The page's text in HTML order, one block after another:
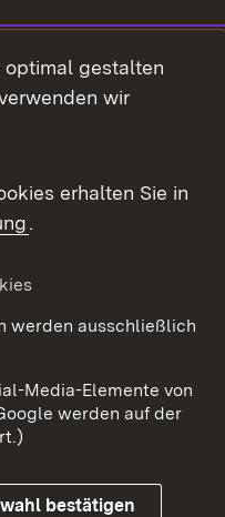
optimal gestalten
wir
erhalten Sie in
.
werden ausschließlich
Media-Elemente von
werden auf der
bestätigen